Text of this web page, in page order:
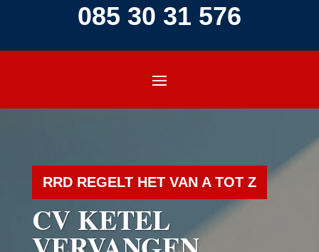
085 30 31 576
RRD REGELT HET VAN A TOT Z
CV KETEL